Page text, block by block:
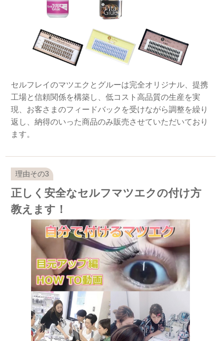
セルフレイのマツエクとグルーは完全オリジナル、提携
工場と信頼関係を構築し、低コスト高品質の生産を実
現、お客さまのフィードバックを受けながら調整を繰り
返し、納得のいった商品のみ販売させていただいており
ます。
正しく安全なセルフマツエクの付け方
教えます！